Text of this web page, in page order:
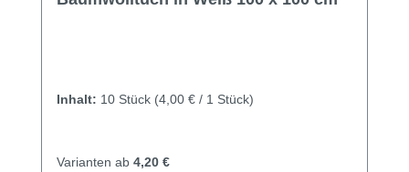
Inhalt: 10 Stück (4,00 € / 1 Stück)
Varianten ab 4,20 €